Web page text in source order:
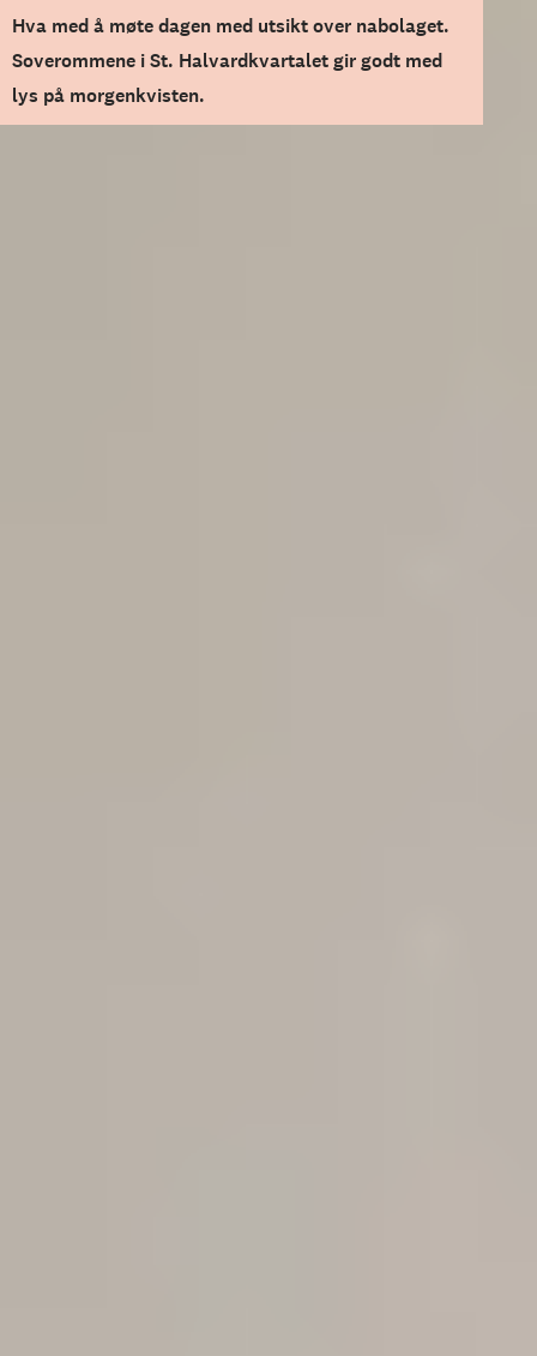
Hva med å møte dagen med utsikt over nabolaget.
Soverommene i St. Halvardkvartalet gir godt med
lys på morgenkvisten.